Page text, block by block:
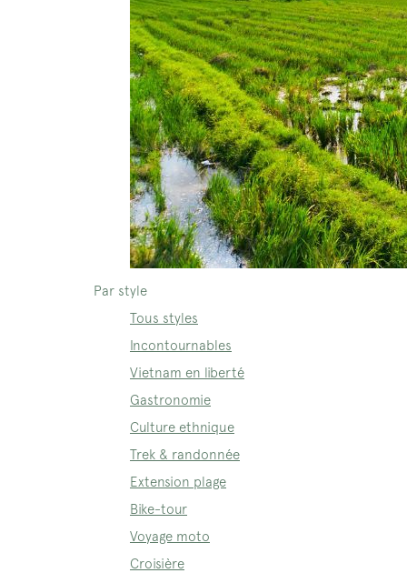
Par style
Tous styles
Incontournables
Vietnam en liberté
Gastronomie
Culture ethnique
Trek & randonnée
Extension plage
Bike-tour
Voyage moto
Croisière